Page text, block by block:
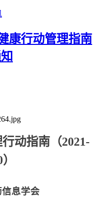
康行动管理指南
动指南（2021-
息学会